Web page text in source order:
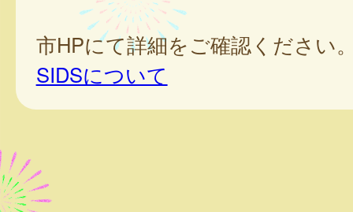
市HPにて詳細をご確認ください
SIDSについて